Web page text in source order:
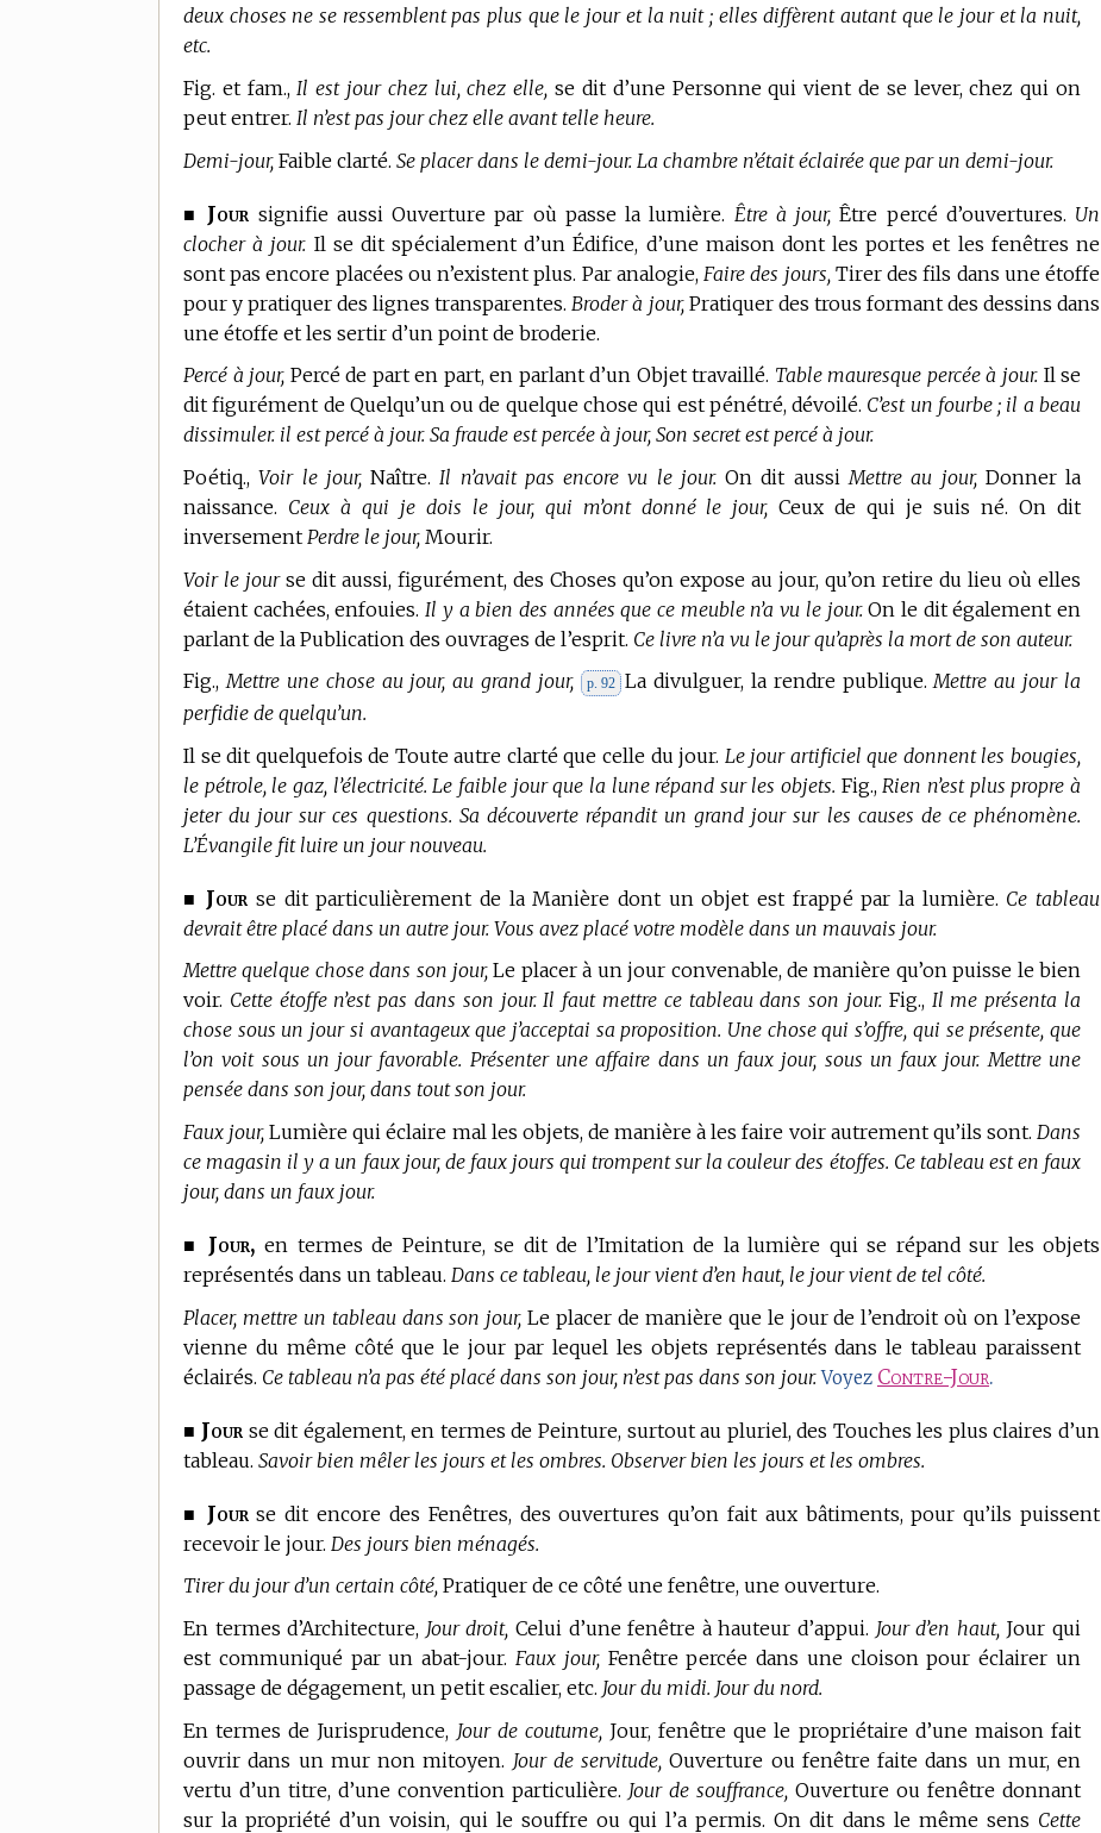
deux choses ne se ressemblent pas plus que le jour et la nuit ; elles diffèrent autant que le jour et la nuit,
etc.
Fig. et fam., Il est jour chez lui, chez elle, se dit d’une Personne qui vient de se lever, chez qui on
peut entrer. Il n’est pas jour chez elle avant telle heure.
Demi-jour, Faible clarté. Se placer dans le demi-jour. La chambre n’était éclairée que par un demi-jour.
■ Jour signifie aussi Ouverture par où passe la lumière. Être à jour, Être percé d’ouvertures. Un
clocher à jour. Il se dit spécialement d’un Édifice, d’une maison dont les portes et les fenêtres ne
sont pas encore placées ou n’existent plus. Par analogie, Faire des jours, Tirer des fils dans une étoffe
pour y pratiquer des lignes transparentes. Broder à jour,Pratiquer des trous formant des dessins dans
une étoffe et les sertir d’un point de broderie.
Percé à jour, Percé de part en part, en parlant d’un Objet travaillé. Table mauresque percée à jour.Il se
dit figurément de Quelqu’un ou de quelque chose qui est pénétré, dévoilé. C’est un fourbe ; il a beau
dissimuler. il est percé à jour. Sa fraude est percée à jour, Son secret est percé à jour.
Poétiq.,Voir le jour,Naître. Il n’avait pas encore vu le jour.On dit aussi Mettre au jour,Donner la
naissance. Ceux à qui je dois le jour, qui m’ont donné le jour, Ceux de qui je suis né. On dit
inversement Perdre le jour, Mourir.
Voir le jourse dit aussi, figurément, des Choses qu’on expose au jour, qu’on retire du lieu où elles
étaient cachées, enfouies. Il y a bien des années que ce meuble n’a vu le jour.On le dit également en
parlant de la Publication des ouvrages de l’esprit. Ce livre n’a vu le jour qu’après la mort de son auteur.
Fig.,Mettre une chose au jour, au grand jour, p. 92 La divulguer, la rendre publique.Mettre au jour la
perfidie de quelqu’un.
Il se dit quelquefois de Toute autre clarté que celle du jour. Le jour artificiel que donnent les bougies,
le pétrole, le gaz, l’électricité. Le faible jour que la lune répand sur les objets. Fig., Rien n’est plus propre à
jeter du jour sur ces questions. Sa découverte répandit un grand jour sur les causes de ce phénomène.
L’Évangile fit luire un jour nouveau.
■ Jour se dit particulièrement de la Manière dont un objet est frappé par la lumière. Ce tableau
devrait être placé dans un autre jour. Vous avez placé votre modèle dans un mauvais jour.
Mettre quelque chose dans son jour, Le placer à un jour convenable, de manière qu’on puisse le bien
voir. Cette étoffe n’est pas dans son jour. Il faut mettre ce tableau dans son jour. Fig., Il me présenta la
chose sous un jour si avantageux que j’acceptai sa proposition. Une chose qui s’offre, qui se présente, que
l’on voit sous un jour favorable. Présenter une affaire dans un faux jour, sous un faux jour. Mettre une
pensée dans son jour, dans tout son jour.
Faux jour, Lumière qui éclaire mal les objets, de manière à les faire voir autrement qu’ils sont.Dans
ce magasin il y a un faux jour, de faux jours qui trompent sur la couleur des étoffes. Ce tableau est en faux
jour, dans un faux jour.
■ Jour, en termes de Peinture,se dit de l’Imitation de la lumière qui se répand sur les objets
représentés dans un tableau. Dans ce tableau, le jour vient d’en haut, le jour vient de tel côté.
Placer, mettre un tableau dans son jour, Le placer de manière que le jour de l’endroit où on l’expose
vienne du même côté que le jour par lequel les objets représentés dans le tableau paraissent
éclairés. Ce tableau n’a pas été placé dans son jour, n’est pas dans son jour. Voyez Contre-Jour.
■ Jour se dit également, en termes de Peinture, surtout au pluriel, des Touches les plus claires d’un
tableau. Savoir bien mêler les jours et les ombres. Observer bien les jours et les ombres.
■ Jourse dit encore des Fenêtres, des ouvertures qu’on fait aux bâtiments, pour qu’ils puissent
recevoir le jour. Des jours bien ménagés.
Tirer du jour d’un certain côté, Pratiquer de ce côté une fenêtre, une ouverture.
En termes d’Architecture, Jour droit, Celui d’une fenêtre à hauteur d’appui. Jour d’en haut,Jour qui
est communiqué par un abat-jour. Faux jour,Fenêtre percée dans une cloison pour éclairer un
passage de dégagement, un petit escalier, etc. Jour du midi. Jour du nord.
Entermes de Jurisprudence, Jour de coutume, Jour, fenêtre que le propriétaire d’une maison fait
ouvrir dans un mur non mitoyen. Jour de servitude, Ouverture ou fenêtre faite dans un mur, en
vertu d’un titre, d’une convention particulière. Jour de souffrance, Ouverture ou fenêtre donnant
sur la propriété d’un voisin, qui le souffre ou qui l’a permis. On dit dans le même sens Cette